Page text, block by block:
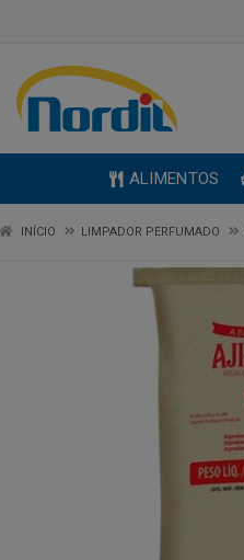
ALIMENTOS
INÍCIO LIMPADOR PERFUMADO